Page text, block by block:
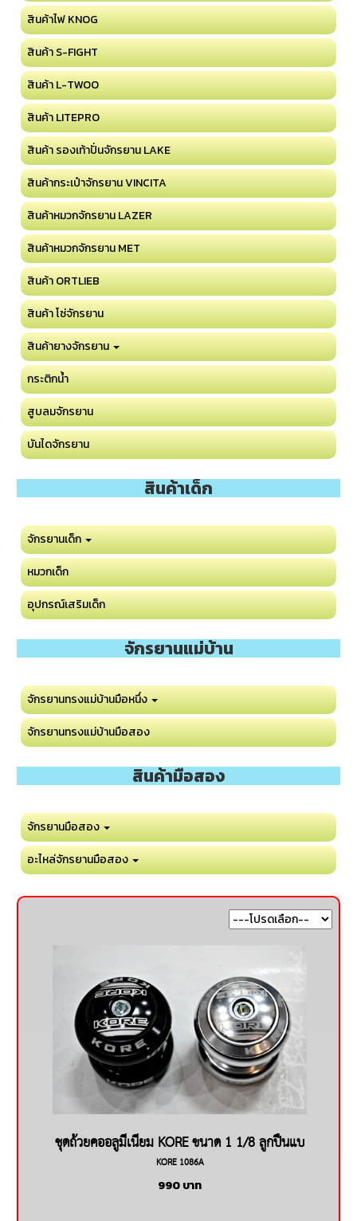
สินค้าไฟ KNOG
สินค้า S-FIGHT
สินค้า L-TWOO
สินค้า LITEPRO
สินค้า รองเท้าปั่นจักรยาน LAKE
สินค้ากระเป๋าจักรยาน VINCITA
สินค้าหมวกจักรยาน LAZER
สินค้าหมวกจักรยาน MET
สินค้า ORTLIEB
สินค้า โซ่จักรยาน
สินค้ายางจักรยาน
กระติกน้ำ
สูบลมจักรยาน
บันไดจักรยาน
สินค้าเด็ก
จักรยานเด็ก
หมวกเด็ก
อุปกรณ์เสริมเด็ก
จักรยานแม่บ้าน
จักรยานทรงแม่บ้านมือหนึ่ง
จักรยานทรงแม่บ้านมือสอง
สินค้ามือสอง
จักรยานมือสอง
อะไหล่จักรยานมือสอง
ชุดถ้วยคออลูมีเนียม KORE ขนาด 1 1/8 ลูกปืนแบ
ริ่ง
KORE 1086A
990บาท